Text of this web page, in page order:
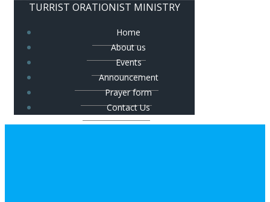
TURRIST ORATIONIST MINISTRY
Home
About us
Events
Announcement
Prayer form
Contact Us